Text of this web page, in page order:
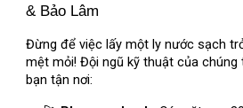
& Bảo Lâm
Đừng để việc lấy một ly nước sạch
mệt mỏi! Đội ngũ kỹ thuật của
bạn tận nơi: